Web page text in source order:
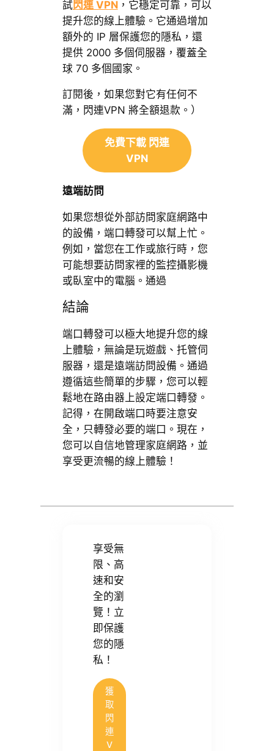
試閃連 VPN，它穩定可靠，可以
提升您的線上體驗。它通過增加
額外的 IP 層保護您的隱私，還
提供 2000 多個伺服器，覆蓋全
球 70 多個國家。
訂閱後，如果您對它有任何不
滿，閃連VPN 將全額退款。）
免費下載 閃連
VPN
遠端訪問
如果您想從外部訪問家庭網路中
的設備，端口轉發可以幫上忙。
例如，當您在工作或旅行時，您
可能想要訪問家裡的監控攝影機
或臥室中的電腦。通過
結論
端口轉發可以極大地提升您的線
上體驗，無論是玩遊戲、托管伺
服器，還是遠端訪問設備。通過
遵循這些簡單的步驟，您可以輕
鬆地在路由器上設定端口轉發。
記得，在開啟端口時要注意安
全，只轉發必要的端口。現在，
您可以自信地管理家庭網路，並
享受更流暢的線上體驗！
享受無
限、高
速和安
全的瀏
覽！立
即保護
您的隱
私！
獲
取
閃
連
V